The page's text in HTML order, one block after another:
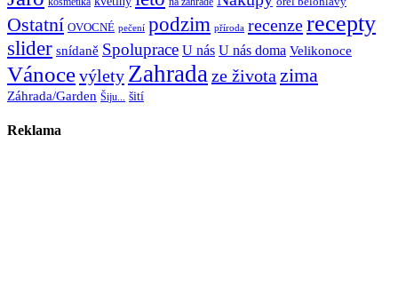
Ostatní OVOCNÉ pečení podzim příroda recenzerecepty
slider snídaně Spoluprace U nás U nás doma Velikonoce
Vánocevýlety Zahradaze života zima
Záhrada/Garden Šiju... šití
Reklama